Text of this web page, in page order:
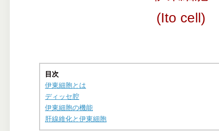
(Ito cell)
目次
伊東細胞とは
ディッセ腔
伊東細胞の機能
肝線維化と伊東細胞